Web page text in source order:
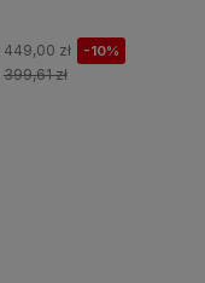
Do koszyka